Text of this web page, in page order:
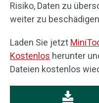
Risiko, Daten zu
weiter zu
Laden Sie jetzt
Kostenlos herunter
Dateien kostenlos